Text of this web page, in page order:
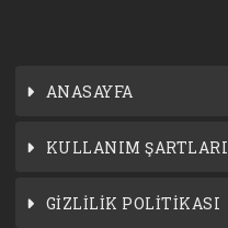
ANASAYFA
KULLANIM ŞARTLARI
GİZLİLİK POLİTİKASI